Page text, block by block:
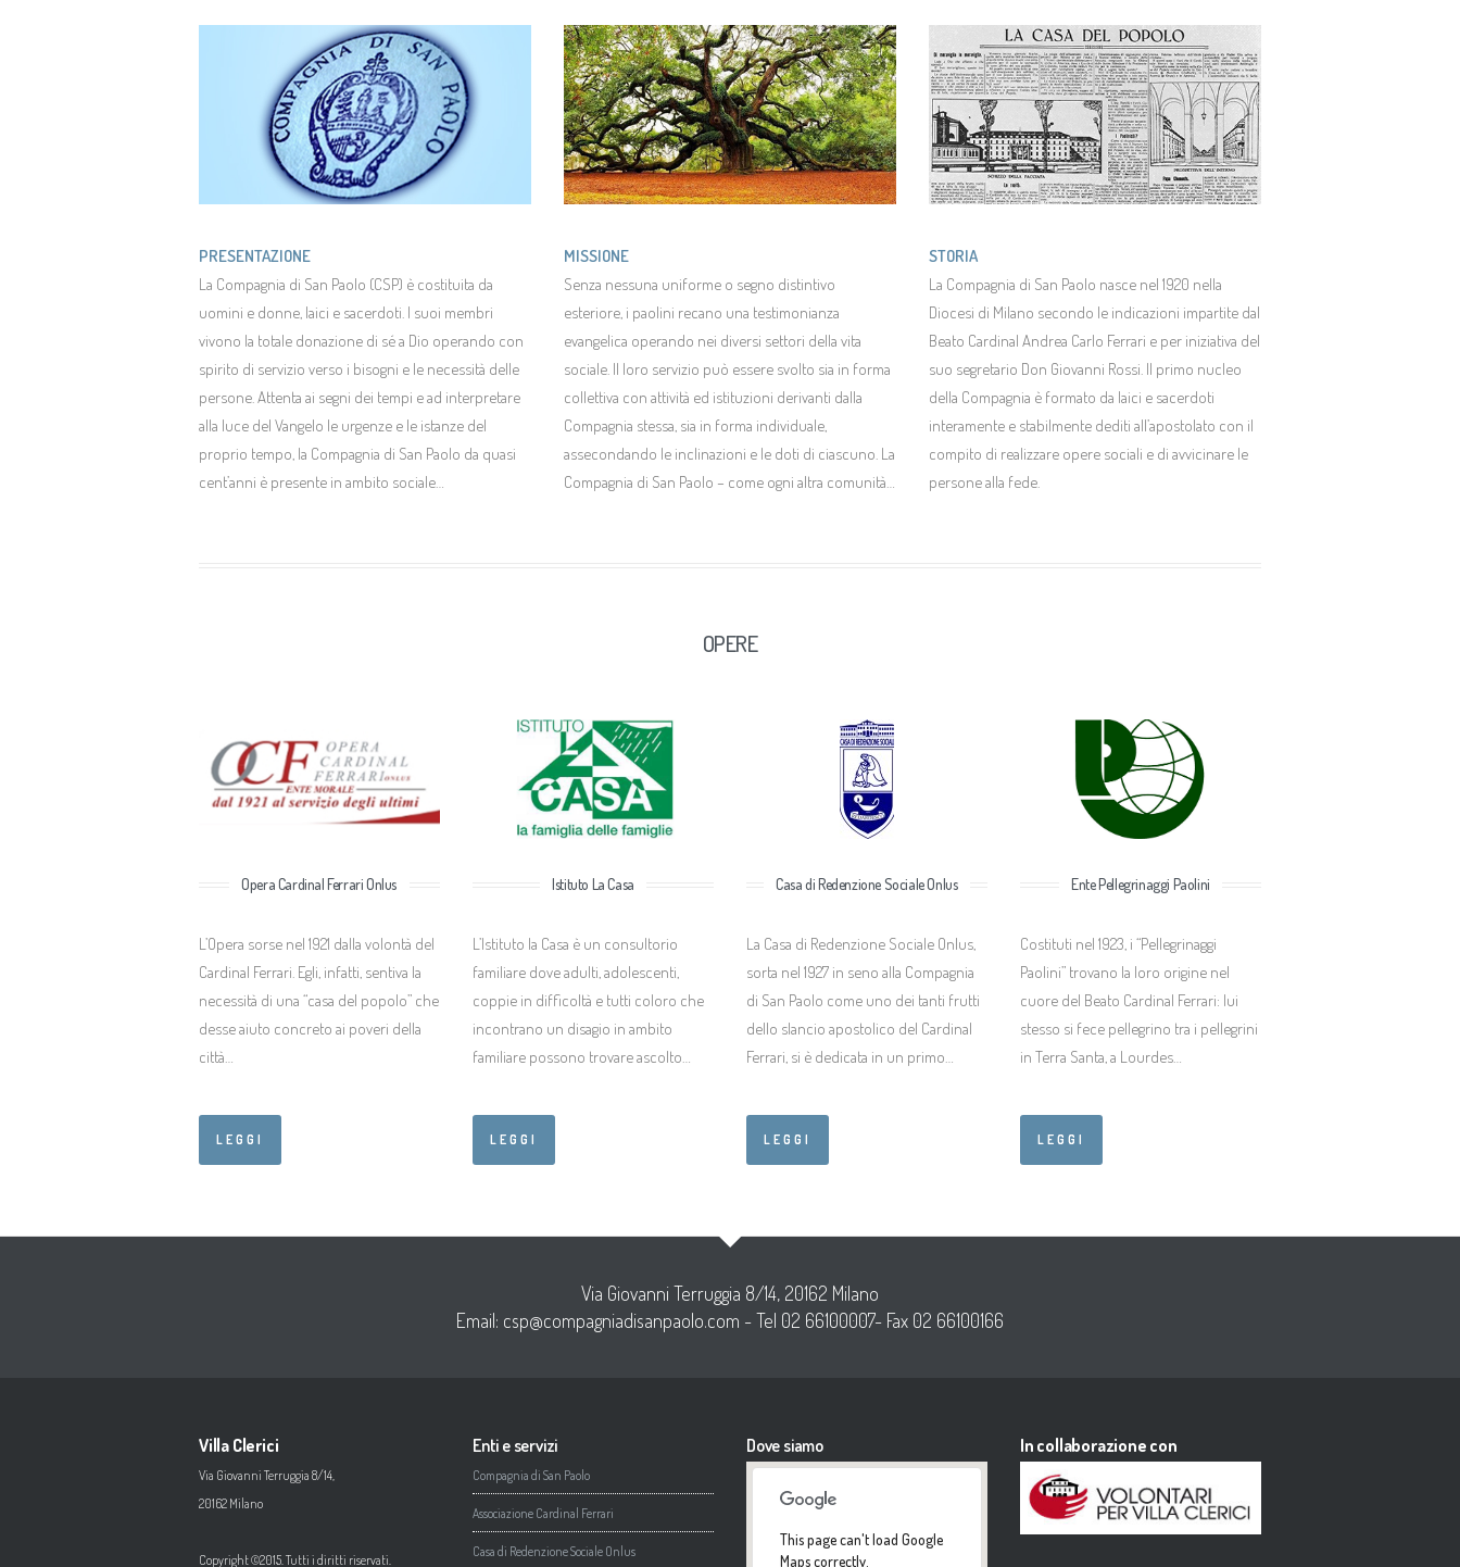
PRESENTAZIONE
La Compagnia di San Paolo (CSP) è costituita da
uomini e donne, laici e sacerdoti. I suoi membri
vivono la totale donazione di sé a Dio operando con
spirito di servizio verso i bisogni e le necessità delle
persone. Attenta ai segni dei tempi e ad interpretare
alla luce del Vangelo le urgenze e le istanze del
proprio tempo, la Compagnia di San Paolo da quasi
cent’anni è presente in ambito sociale…
MISSIONE
Senza nessuna uniforme o segno distintivo
esteriore, i paolini recano una testimonianza
evangelica operando nei diversi settori della vita
sociale. Il loro servizio può essere svolto sia in forma
collettiva con attività ed istituzioni derivanti dalla
Compagnia stessa, sia in forma individuale,
assecondando le inclinazioni e le doti di ciascuno. La
Compagnia di San Paolo – come ogni altra comunità…
STORIA
La Compagnia di San Paolo nasce nel 1920 nella
Diocesi di Milano secondo le indicazioni impartite dal
Beato Cardinal Andrea Carlo Ferrari e per iniziativa del
suo segretario Don Giovanni Rossi. Il primo nucleo
della Compagnia è formato da laici e sacerdoti
interamente e stabilmente dediti all’apostolato con il
compito di realizzare opere sociali e di avvicinare le
persone alla fede.
OPERE
Opera Cardinal Ferrari Onlus
L’Opera sorse nel 1921 dalla volontà del
Cardinal Ferrari. Egli, infatti, sentiva la
necessità di una “casa del popolo” che
desse aiuto concreto ai poveri della
città…
LEGGI
Istituto La Casa
L’Istituto la Casa è un consultorio
familiare dove adulti, adolescenti,
coppie in difficoltà e tutti coloro che
incontrano un disagio in ambito
familiare possono trovare ascolto…
LEGGI
Casa di Redenzione Sociale Onlus
La Casa di Redenzione Sociale Onlus,
sorta nel 1927 in seno alla Compagnia
di San Paolo come uno dei tanti frutti
dello slancio apostolico del Cardinal
Ferrari, si è dedicata in un primo…
LEGGI
Ente Pellegrinaggi Paolini
Costituti nel 1923, i “Pellegrinaggi
Paolini” trovano la loro origine nel
cuore del Beato Cardinal Ferrari: lui
stesso si fece pellegrino tra i pellegrini
in Terra Santa, a Lourdes…
LEGGI
Via Giovanni Terruggia 8/14, 20162 Milano
Email: csp@compagniadisanpaolo.com - Tel 02 66100007- Fax 02 66100166
Villa Clerici
Via Giovanni Terruggia 8/14,
20162 Milano
Copyright ©2015. Tutti i diritti riservati.
Enti e servizi
Compagnia di San Paolo
Associazione Cardinal Ferrari
Casa di Redenzione Sociale Onlus
Dove siamo
This page can't load Google
Maps correctly.
In collaborazione con